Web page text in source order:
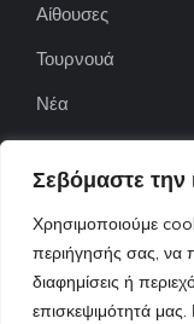
Σεβόμαστε την
Χρησιμοποιούμε
περιήγησής σας, να
διαφημίσεις ή
επισκεψιμότητά
Αίθουσες
Τουρνουά
Νέα
Επιχειρήσεις
ΠΟΦΕΠΑ
ΕΦΟΕΠΑ
Επικοινωνία